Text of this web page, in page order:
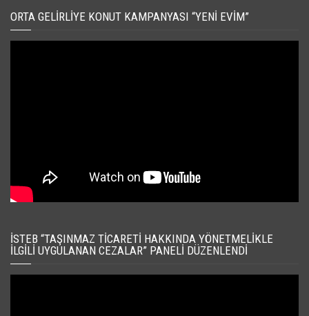
ORTA GELIRLIYE KONUT KAMPANYASI “YENI EVIM”
İSTEB “TAŞINMAZ TICARETI HAKKINDA YÖNETMELIKLE
İLGILI UYGULANAN CEZALAR” PANELI DÜZENLENDI